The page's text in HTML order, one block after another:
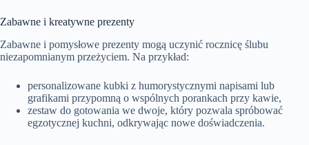
Zabawne i kreatywne prezenty
Zabawne i pomysłowe prezenty mogą uczynić rocznicę ślubu
niezapomnianym przeżyciem. Na przykład:
personalizowane kubki z humorystycznymi napisami lub
grafikami przypomną o wspólnych porankach przy kawie,
zestaw do gotowania we dwoje, który pozwala spróbować
egzotycznej kuchni, odkrywając nowe doświadczenia.